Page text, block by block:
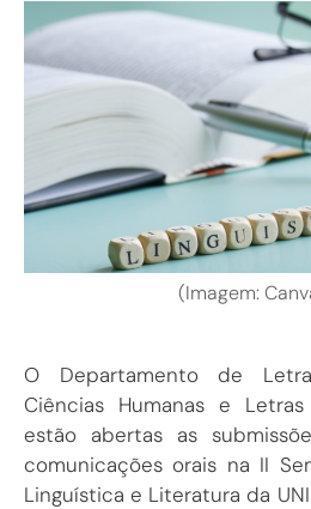
(Imagem:
O Departamento de
Ciências Humanas e
estão abertas as
comunicações orais na II
Linguística e Literatura da